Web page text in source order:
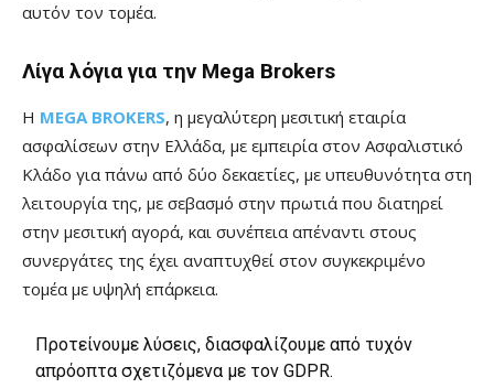
αυτόν τον τομέα.
Λίγα λόγια για την Mega Brokers
Η MEGA BROKERS, η μεγαλύτερη μεσιτική εταιρία
ασφαλίσεων στην Ελλάδα, με εμπειρία στον Ασφαλιστικό
Κλάδο για πάνω από δύο δεκαετίες, με υπευθυνότητα στη
λειτουργία της, με σεβασμό στην πρωτιά που διατηρεί
στην μεσιτική αγορά, και συνέπεια απέναντι στους
συνεργάτες της έχει αναπτυχθεί στον συγκεκριμένο
τομέα με υψηλή επάρκεια.
Προτείνουμε λύσεις, διασφαλίζουμε από τυχόν
απρόοπτα σχετιζόμενα με τoν GDPR.